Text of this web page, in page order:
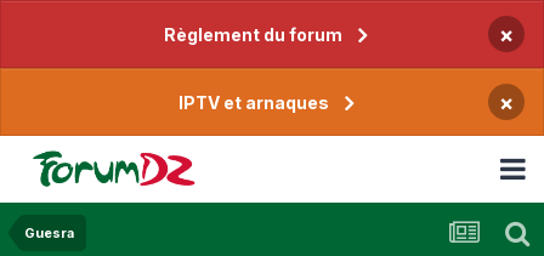
Règlement du forum ×
IPTV et arnaques ×
Guesra